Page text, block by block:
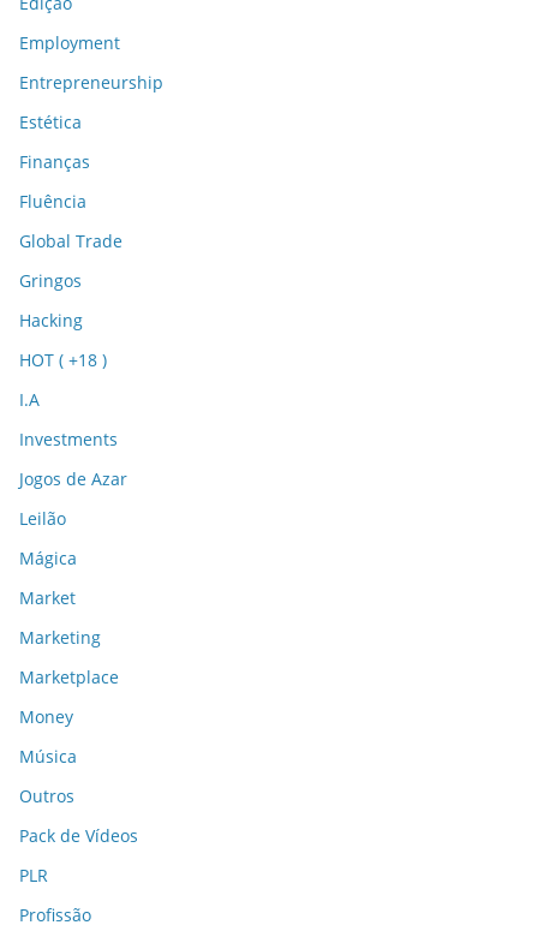
Employment
Entrepreneurship
Estética
Finanças
Fluência
Global Trade
Gringos
Hacking
HOT ( +18 )
I.A
Investments
Jogos de Azar
Leilão
Mágica
Market
Marketing
Marketplace
Money
Música
Outros
Pack de Vídeos
PLR
Profissão